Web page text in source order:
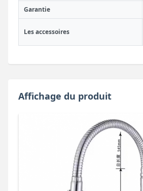
Garantie
Les accessoires
Affichage du produit